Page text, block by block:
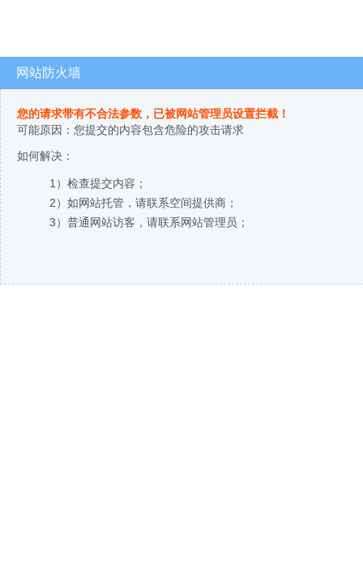
网站防火墙
您的请求带有不合法参数，已被网站管理员设置拦截！
可能原因：您提交的内容包含危险的攻击请求
如何解决：
1）检查提交内容；
2）如网站托管，请联系空间提供商；
3）普通网站访客，请联系网站管理员；